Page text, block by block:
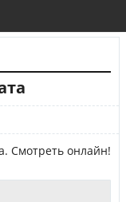
Смотреть онлайн!